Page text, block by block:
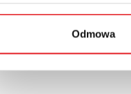
Odmowa